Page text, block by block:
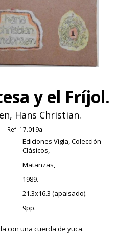
y el Fríjol.
Hans Christian.
Ref: 17.019a
Ediciones Vigía, Colección
Clásicos,
Matanzas,
1989.
21.3x16.3 (apaisado).
9pp.
con una cuerda de yuca.